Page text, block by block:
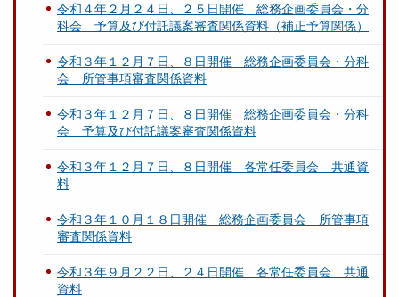
令和４年２月２４日、２５日開催 総務企画委員会・分
科会 予算及び付託議案審査関係資料（補正予算関係）
令和３年１２月７日、８日開催 総務企画委員会・分科
会 所管事項審査関係資料
令和３年１２月７日、８日開催 総務企画委員会・分科
会 予算及び付託議案審査関係資料
令和３年１２月７日、８日開催 各常任委員会 共通資
料
令和３年１０月１８日開催 総務企画委員会 所管事項
審査関係資料
令和３年９月２２日、２４日開催 各常任委員会 共通
資料